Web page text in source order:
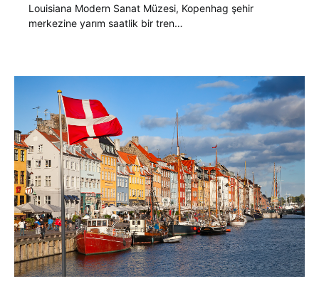
Louisiana Modern Sanat Müzesi, Kopenhag şehir
merkezine yarım saatlik bir tren…